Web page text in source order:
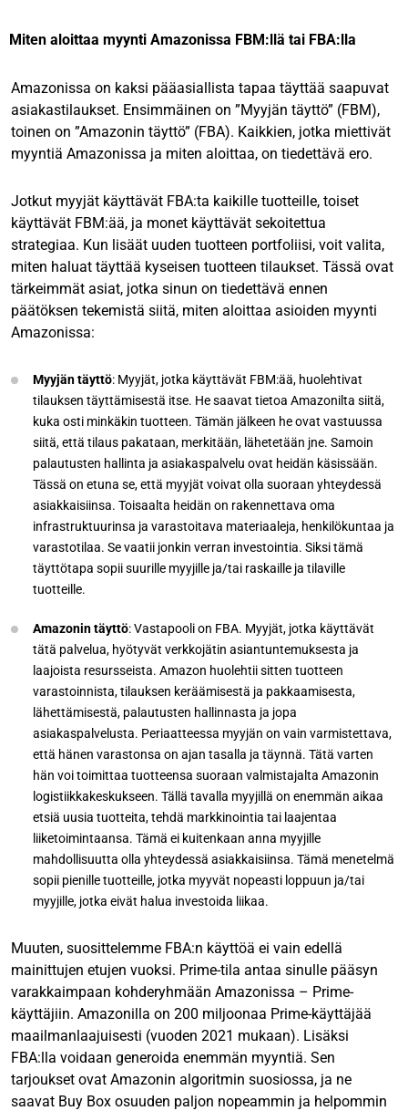
Miten aloittaa myynti Amazonissa FBM:llä tai FBA:lla
Amazonissa on kaksi pääasiallista tapaa täyttää saapuvat
asiakastilaukset. Ensimmäinen on ”Myyjän täyttö” (FBM),
toinen on ”Amazonin täyttö” (FBA). Kaikkien, jotka miettivät
myyntiä Amazonissa ja miten aloittaa, on tiedettävä ero.
Jotkut myyjät käyttävät FBA:ta kaikille tuotteille, toiset
käyttävät FBM:ää, ja monet käyttävät sekoitettua
strategiaa. Kun lisäät uuden tuotteen portfoliisi, voit valita,
miten haluat täyttää kyseisen tuotteen tilaukset. Tässä ovat
tärkeimmät asiat, jotka sinun on tiedettävä ennen
päätöksen tekemistä siitä, miten aloittaa asioiden myynti
Amazonissa:
Myyjän täyttö: Myyjät, jotka käyttävät FBM:ää, huolehtivat
tilauksen täyttämisestä itse. He saavat tietoa Amazonilta siitä,
kuka osti minkäkin tuotteen. Tämän jälkeen he ovat vastuussa
siitä, että tilaus pakataan, merkitään, lähetetään jne. Samoin
palautusten hallinta ja asiakaspalvelu ovat heidän käsissään.
Tässä on etuna se, että myyjät voivat olla suoraan yhteydessä
asiakkaisiinsa. Toisaalta heidän on rakennettava oma
infrastruktuurinsa ja varastoitava materiaaleja, henkilökuntaa ja
varastotilaa. Se vaatii jonkin verran investointia. Siksi tämä
täyttötapa sopii suurille myyjille ja/tai raskaille ja tilaville
tuotteille.
Amazonin täyttö: Vastapooli on FBA. Myyjät, jotka käyttävät
tätä palvelua, hyötyvät verkkojätin asiantuntemuksesta ja
laajoista resursseista. Amazon huolehtii sitten tuotteen
varastoinnista, tilauksen keräämisestä ja pakkaamisesta,
lähettämisestä, palautusten hallinnasta ja jopa
asiakaspalvelusta. Periaatteessa myyjän on vain varmistettava,
että hänen varastonsa on ajan tasalla ja täynnä. Tätä varten
hän voi toimittaa tuotteensa suoraan valmistajalta Amazonin
logistiikkakeskukseen. Tällä tavalla myyjillä on enemmän aikaa
etsiä uusia tuotteita, tehdä markkinointia tai laajentaa
liiketoimintaansa. Tämä ei kuitenkaan anna myyjille
mahdollisuutta olla yhteydessä asiakkaisiinsa. Tämä menetelmä
sopii pienille tuotteille, jotka myyvät nopeasti loppuun ja/tai
myyjille, jotka eivät halua investoida liikaa.
Muuten, suosittelemme FBA:n käyttöä ei vain edellä
mainittujen etujen vuoksi. Prime-tila antaa sinulle pääsyn
varakkaimpaan kohderyhmään Amazonissa – Prime-
käyttäjiin. Amazonilla on 200 miljoonaa Prime-käyttäjää
maailmanlaajuisesti (vuoden 2021 mukaan). Lisäksi
FBA:lla voidaan generoida enemmän myyntiä. Sen
tarjoukset ovat Amazonin algoritmin suosiossa, ja ne
saavat Buy Box osuuden paljon nopeammin ja helpommin